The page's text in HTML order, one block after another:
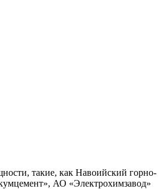
такие, как Навоийский горно-
АО «Электрохимзавод»